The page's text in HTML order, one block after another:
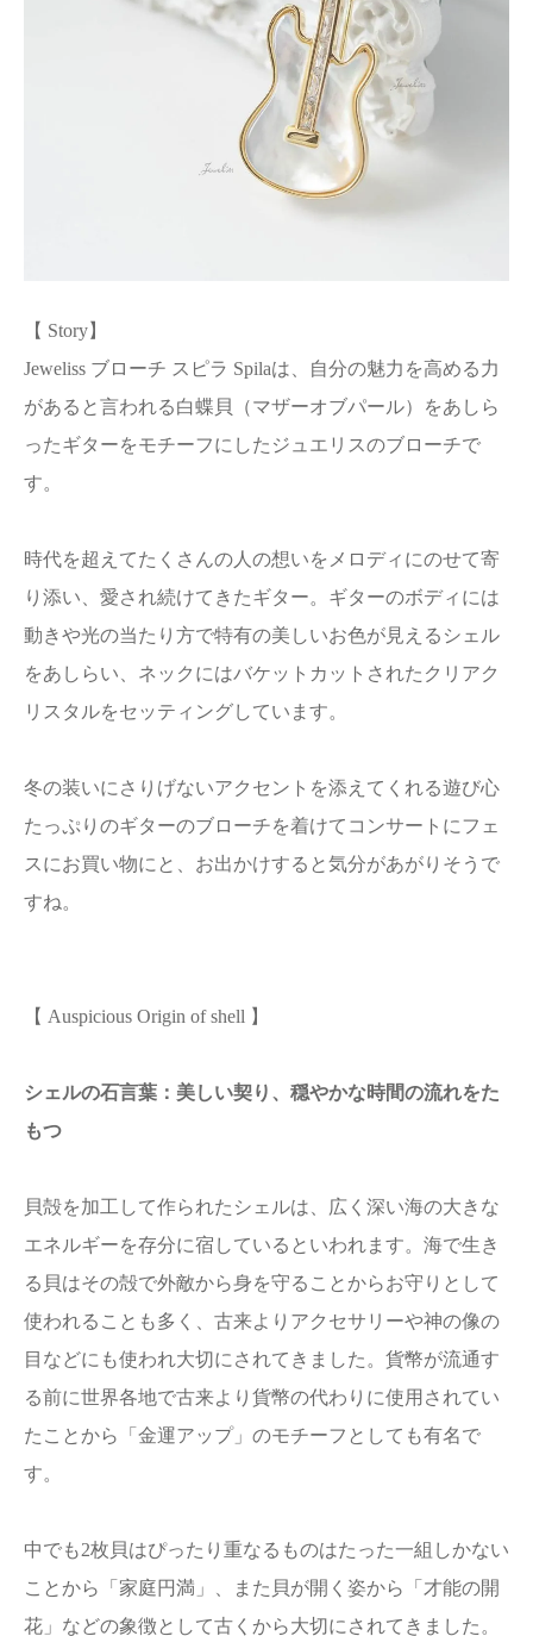
【 Story】
Jeweliss ブローチ スピラ Spilaは、自分の魅力を高める力
があると言われる白蝶貝（マザーオブパール）をあしら
ったギターをモチーフにしたジュエリスのブローチで
す。
時代を超えてたくさんの人の想いをメロディにのせて寄
り添い、愛され続けてきたギター。ギターのボディには
動きや光の当たり方で特有の美しいお色が見えるシェル
をあしらい、ネックにはバケットカットされたクリアク
リスタルをセッティングしています。
冬の装いにさりげないアクセントを添えてくれる遊び心
たっぷりのギターのブローチを着けてコンサートにフェ
スにお買い物にと、お出かけすると気分があがりそうで
すね。
【 Auspicious Origin of shell 】
シェルの石言葉：美しい契り、穏やかな時間の流れをた
もつ
貝殻を加工して作られたシェルは、広く深い海の大きな
エネルギーを存分に宿しているといわれます。海で生き
る貝はその殻で外敵から身を守ることからお守りとして
使われることも多く、古来よりアクセサリーや神の像の
目などにも使われ大切にされてきました。貨幣が流通す
る前に世界各地で古来より貨幣の代わりに使用されてい
たことから「金運アップ」のモチーフとしても有名で
す。
中でも2枚貝はぴったり重なるものはたった一組しかない
ことから「家庭円満」、また貝が開く姿から「才能の開
花」などの象徴として古くから大切にされてきました。